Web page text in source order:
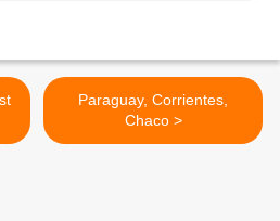
Paraguay, Corrientes,
Chaco >